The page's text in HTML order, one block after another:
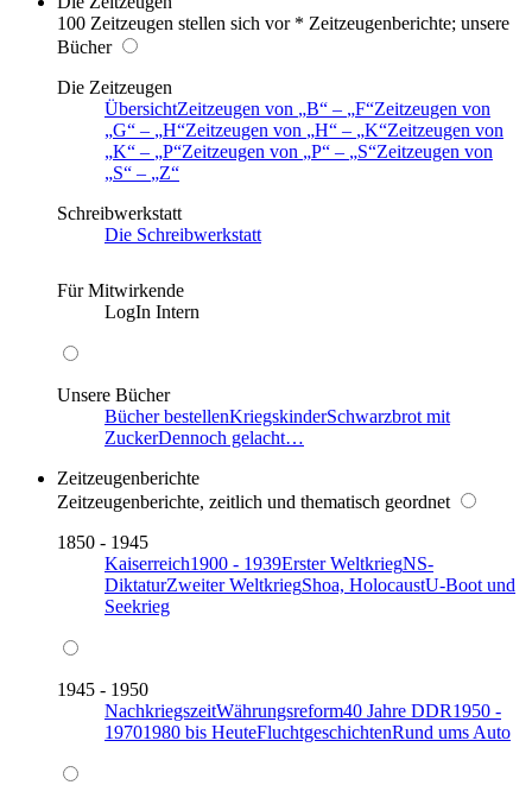
100 Zeitzeugen stellen sich vor * Zeitzeugenberichte; unsere
Bücher
Die Zeitzeugen
ÜbersichtZeitzeugen von B – F Zeitzeugen von
G
– H Zeitzeugen von H – K Zeitzeugen von
K
– P Zeitzeugen von P – S Zeitzeugen von
S
–
Z
Schreibwerkstatt
Die Schreibwerkstatt
Für Mitwirkende
LogIn Intern
Unsere Bücher
Bücher bestellenKriegskinderSchwarzbrot mit
ZuckerDennoch gelacht…
Zeitzeugenberichte
Zeitzeugenberichte, zeitlich und thematisch geordnet
1850 - 1945
Kaiserreich1900 - 1939Erster WeltkriegNS-
DiktaturZweiter WeltkriegShoa, HolocaustU-Boot und
Seekrieg
1945 - 1950
NachkriegszeitWährungsreform40 Jahre DDR1950 -
19701980 bis HeuteFluchtgeschichtenRund ums Auto